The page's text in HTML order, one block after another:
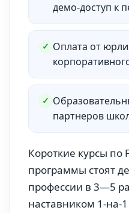
демо-доступ к
✓ Оплата от
✓
партнеров
Короткие курсы по
программы стоят
профессии в 3—5
наставником 1-на-